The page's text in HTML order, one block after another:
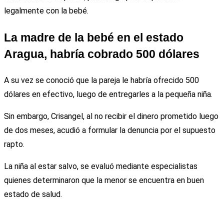
legalmente con la bebé.
La madre de la bebé en el estado
Aragua, habría cobrado 500 dólares
A su vez se conoció que la pareja le habría ofrecido 500
dólares en efectivo, luego de entregarles a la pequeña niña.
Sin embargo, Crisangel, al no recibir el dinero prometido luego
de dos meses, acudió a formular la denuncia por el supuesto
rapto.
La niña al estar salvo, se evaluó mediante especialistas
quienes determinaron que la menor se encuentra en buen
estado de salud.